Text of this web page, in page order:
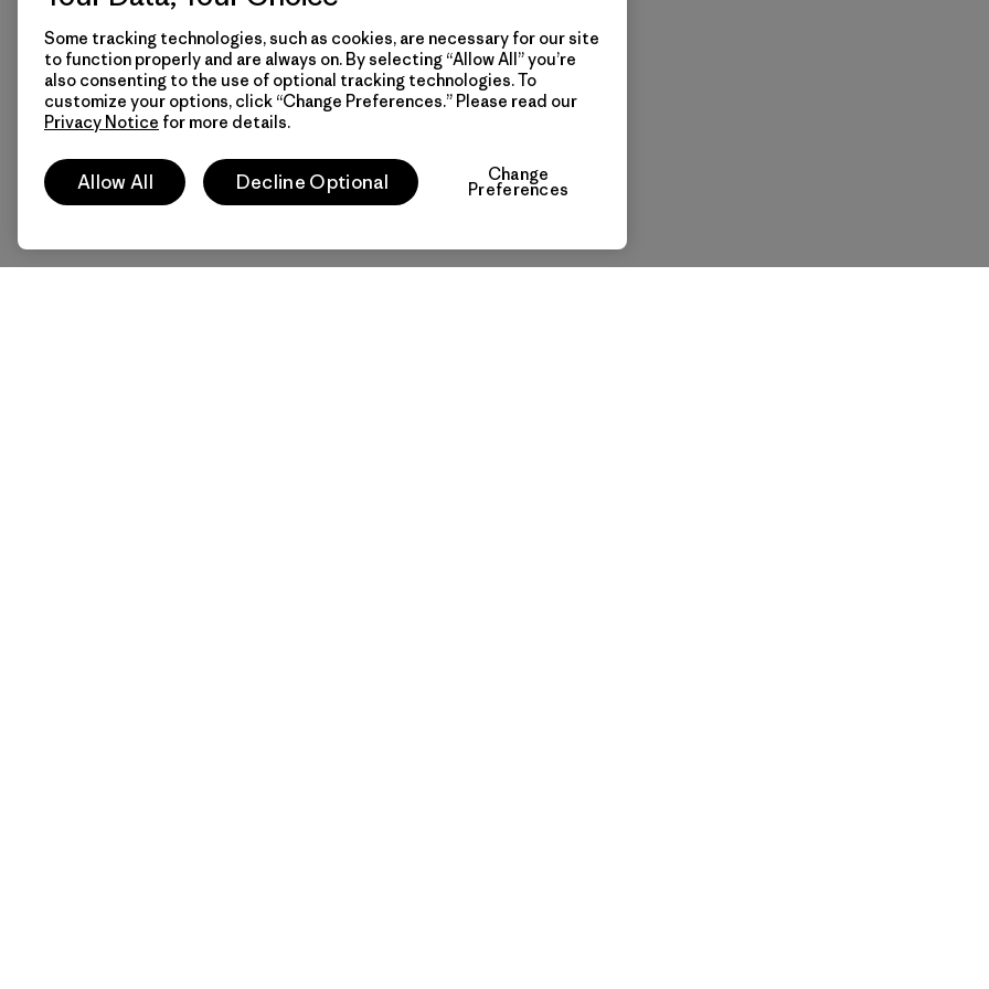
Some tracking technologies, such as cookies, are necessary for our site
to function properly and are always on. By selecting “Allow All” you’re
also consenting to the use of optional tracking technologies. To
customize your options, click “Change Preferences.” Please read our
Privacy Notice for more details.
Allow All Decline Optional Change
Preferences